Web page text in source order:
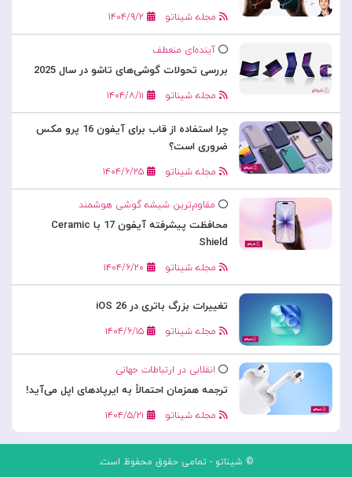
مجله شیناتو ۱۴۰۴/۹/۲
آینده‌ای منعطف
بررسی تحولات گوشی‌های تاشو در سال 2025
مجله شیناتو ۱۴۰۴/۸/۱۱
چرا استفاده از قاب برای آیفون 16 پرو مکس
ضروری است؟
مجله شیناتو ۱۴۰۴/۶/۲۵
مقاوم‌ترین شیشه گوشی هوشمند
محافظت پیشرفته آیفون 17 با Ceramic
Shield
مجله شیناتو ۱۴۰۴/۶/۲۰
تغییرات بزرگ باتری در iOS 26
مجله شیناتو ۱۴۰۴/۶/۱۵
انقلابی در ارتباطات جهانی
ترجمه همزمان احتمالاً به ایرپادهای اپل می‌آید!
مجله شیناتو ۱۴۰۴/۵/۲۱
© شیناتو - تمامی حقوق محفوظ است.